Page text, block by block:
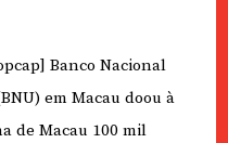
Banco Nacional
em Macau doou à
de Macau 100 mil